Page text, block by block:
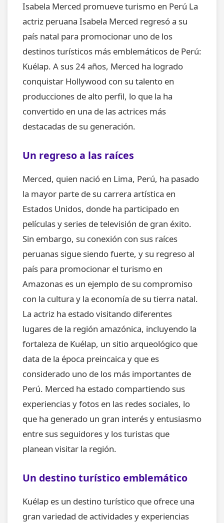
Isabela Merced promueve turismo en Perú La
actriz peruana Isabela Merced regresó a su
país natal para promocionar uno de los
destinos turísticos más emblemáticos de Perú:
Kuélap. A sus 24 años, Merced ha logrado
conquistar Hollywood con su talento en
producciones de alto perfil, lo que la ha
convertido en una de las actrices más
destacadas de su generación.
Un regreso a las raíces
Merced, quien nació en Lima, Perú, ha pasado
la mayor parte de su carrera artística en
Estados Unidos, donde ha participado en
películas y series de televisión de gran éxito.
Sin embargo, su conexión con sus raíces
peruanas sigue siendo fuerte, y su regreso al
país para promocionar el turismo en
Amazonas es un ejemplo de su compromiso
con la cultura y la economía de su tierra natal.
La actriz ha estado visitando diferentes
lugares de la región amazónica, incluyendo la
fortaleza de Kuélap, un sitio arqueológico que
data de la época preincaica y que es
considerado uno de los más importantes de
Perú. Merced ha estado compartiendo sus
experiencias y fotos en las redes sociales, lo
que ha generado un gran interés y entusiasmo
entre sus seguidores y los turistas que
planean visitar la región.
Un destino turístico emblemático
Kuélap es un destino turístico que ofrece una
gran variedad de actividades y experiencias